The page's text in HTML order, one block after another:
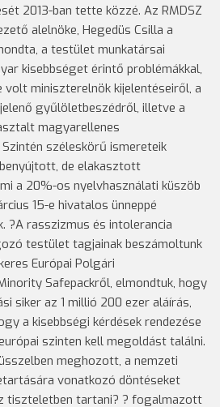
2013-ban tette közzé. Az RMDSZ
alelnöke, Hegedüs Csilla a
a testület munkatársai
kisebbséget érintő problémákkal,
volt miniszterelnök kijelentéseiről, a
gyűlöletbeszédről, illetve a
magyarellenes
széleskörű ismereteik
de elakasztott
a 20%-os nyelvhasználati küszöb
15-e hivatalos ünneppé
?A rasszizmus és intolerancia
testület tagjainak beszámoltunk
Európai Polgári
Safepackről, elmondtuk, hogy
siker az 1 millió 200 ezer aláírás,
a kisebbségi kérdések rendezése
szinten kell megoldást találni.
meghozott, a nemzeti
vonatkozó döntéseket
tiszteletben tartani? ? fogalmazott